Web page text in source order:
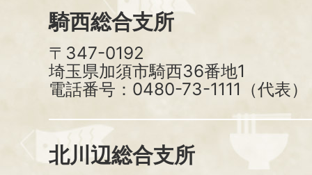
騎西総合支所
〒347-0192
埼玉県加須市騎西36番地1
電話番号：0480-73-1111（代表）
北川辺総合支所